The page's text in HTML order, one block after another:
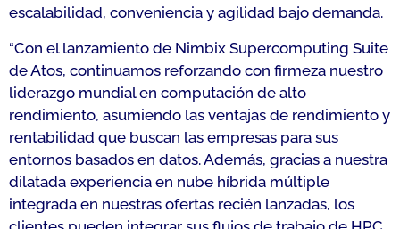
escalabilidad, conveniencia y agilidad bajo demanda.
“Con el lanzamiento de Nimbix Supercomputing Suite
de Atos, continuamos reforzando con firmeza nuestro
liderazgo mundial en computación de alto
rendimiento, asumiendo las ventajas de rendimiento y
rentabilidad que buscan las empresas para sus
entornos basados ​​en datos. Además, gracias a nuestra
dilatada experiencia en nube híbrida múltiple
integrada en nuestras ofertas recién lanzadas, los